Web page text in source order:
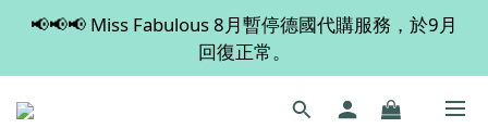
💡 全店滿 $600 免運費，買多件更抵！
📢📢📢 Miss Fabulous 8月暫停德國代購服務，於9月
回復正常。
💡 全店滿 $600 免運費，買多件更抵！